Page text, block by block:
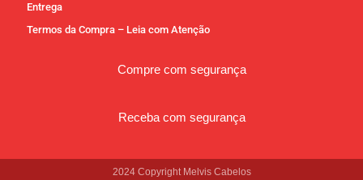
Entrega
Termos da Compra – Leia com Atenção
Compre com segurança
Receba com segurança
2024 Copyright Melvis Cabelos